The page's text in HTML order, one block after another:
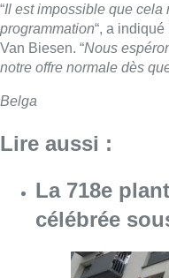
“Il est impossible que cela
programmation“, a
Van Biesen. “Nous
notre offre normale dès
Belga
Lire aussi :
La 718e
célébrée